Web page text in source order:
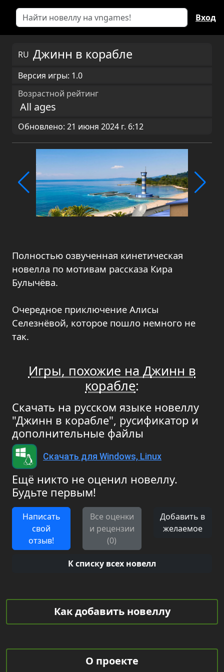
Вход
RU Джинн в корабле
Версия игры: 1.0
Возрастной рейтинг
All ages
Обновлено: 21 июня 2024 г. 6:12
Полностью озвученная кинетическая
новелла по мотивам рассказа Кира
Булычёва.
Очередное приключение Алисы
Селезнёвой, которое пошло немного не
так.
Игры, похожие на Джинн в
корабле:
Скачать на русском языке новеллу
"Джинн в корабле", русификатор и
дополнительные файлы
Скачать для Windows, Linux
Ещё никто не оценил новеллу.
Будьте первым!
Написать
свой
отзыв!
Все оценки
и рецензии
(0)
Добавить в
желаемое
К списку всех новелл
Как добавить новеллу
О проекте